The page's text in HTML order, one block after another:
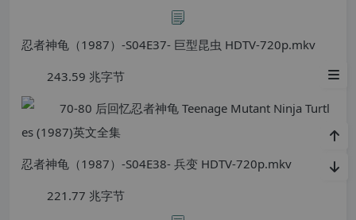
忍者神龟（1987）-S04E37- 巨型昆虫 HDTV-720p.mkv
243.59 兆字节
忍者神龟（1987）-S04E38- 兵变 HDTV-720p.mkv
221.77 兆字节